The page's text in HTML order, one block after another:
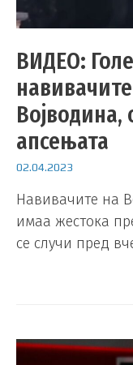
ВИДЕО:
Војводина,
апсењата
02.04.2023
Навивaчите на
имаа жестока
се случи пред